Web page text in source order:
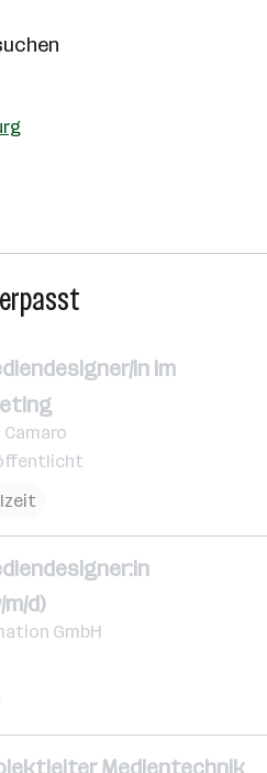
in im
d)
GmbH
Medientechnik